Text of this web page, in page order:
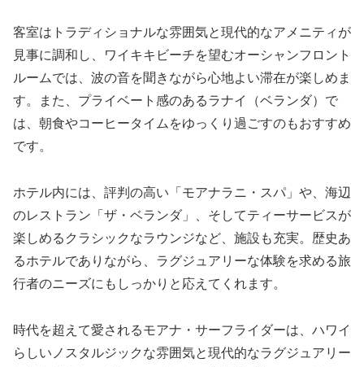
客室はトラディショナルな雰囲気と現代的なアメニティが
見事に調和し、ワイキキビーチを望むオーシャンフロント
ルームでは、波の音を聞きながら心地よい滞在が楽しめま
す。また、プライベート感のあるラナイ（ベランダ）で
は、朝食やコーヒータイムをゆっくり過ごすのもおすすめ
です。
ホテル内には、評判の高い「モアナラニ・スパ」や、海辺
のレストラン「ザ・ベランダ」、そしてティーサービスが
楽しめるクラシックなラウンジなど、施設も充実。歴史あ
るホテルでありながら、ラグジュアリーな体験を求める旅
行者のニーズにもしっかりと応えてくれます。
時代を超えて愛されるモアナ・サーフライダーは、ハワイ
らしいノスタルジックな雰囲気と現代的なラグジュアリー